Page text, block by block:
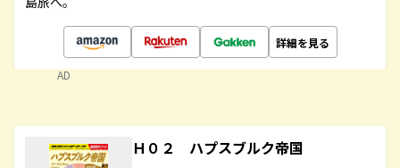
詳細を見る
AD
Ｈ０２ ハプスブルク帝国